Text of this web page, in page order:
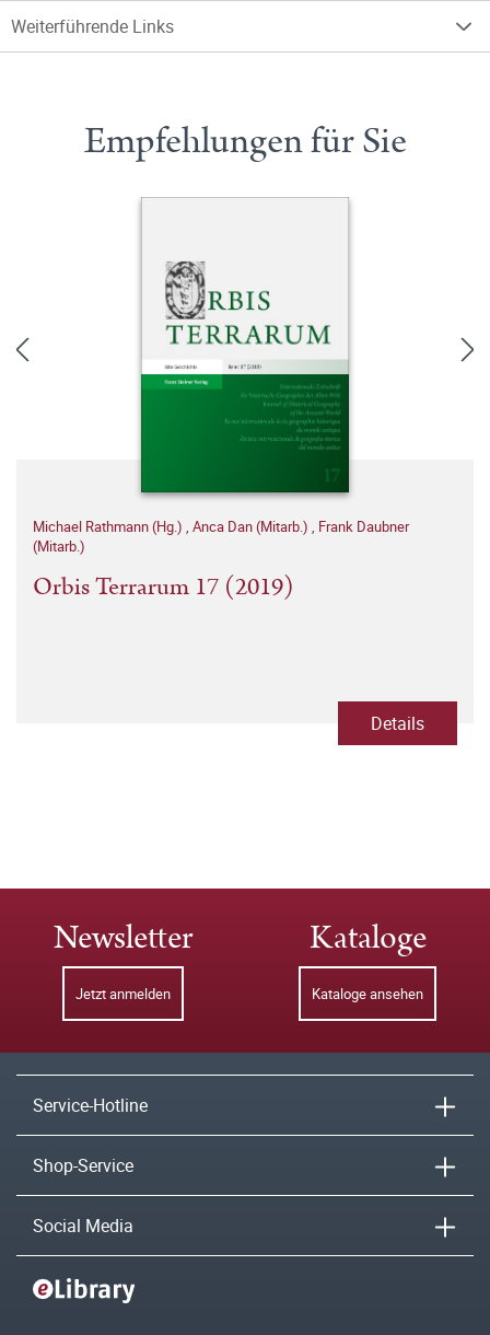
Weiterführende Links
Empfehlungen für Sie
Michael Rathmann (Hg.) , Anca Dan (Mitarb.) , Frank Daubner
(Mitarb.)
Orbis Terrarum 17 (2019)
Details
Newsletter
Jetzt anmelden
Kataloge
Kataloge ansehen
Service-Hotline
Shop-Service
Social Media